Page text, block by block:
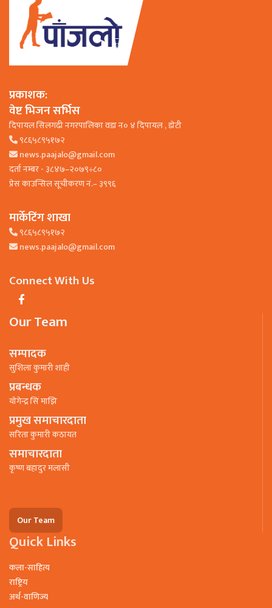
प्रकाशक:
वेष्ट भिजन सर्भिस
दिपायल सिलगढी नगरपालिका वडा न० ४ दिपायल , डाेटी
९८६५८९५१७२
news.paajalo@gmail.com
दर्ता नम्बर - ३८४७–२०७९÷८०
प्रेस काउन्सिल सूचीकरण नं.– ३९९६
मार्केटिंग शाखा
९८६५८९५१७२
news.paajalo@gmail.com
Connect With Us
Our Team
सम्पादक
सुशिला कुमारी शाही
प्रबन्धक
याेगेन्द्र सिं माझि
प्रमुख समाचारदाता
सरिता कुमारी कठायत
समाचारदाता
कृष्ण बहादुर मलासी
Our Team
Quick Links
कला-साहित्य
राष्ट्रिय
अर्थ-वाणिज्य